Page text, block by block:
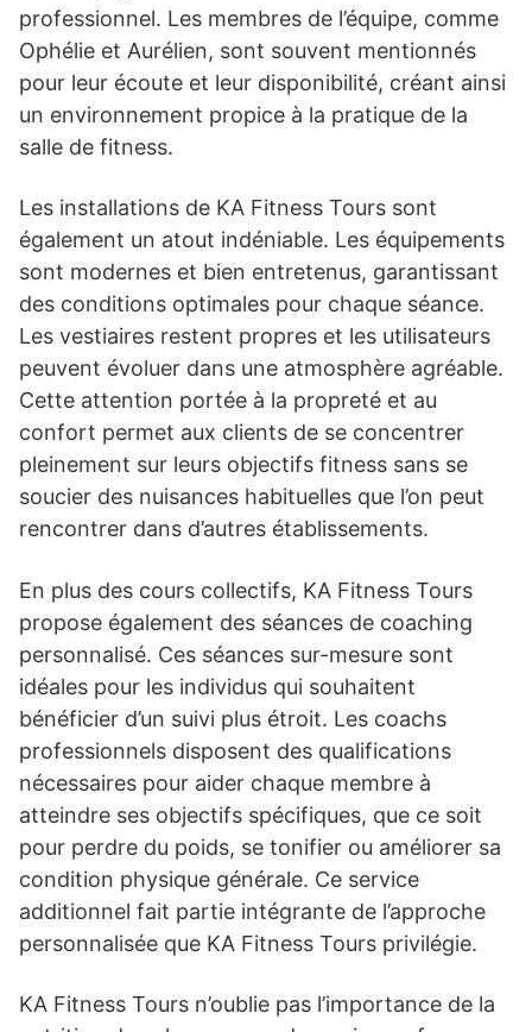
professionnel. Les membres de l’équipe, comme
Ophélie et Aurélien, sont souvent mentionnés
pour leur écoute et leur disponibilité, créant ainsi
un environnement propice à la pratique de la
salle de fitness.
Les installations de KA Fitness Tours sont
également un atout indéniable. Les équipements
sont modernes et bien entretenus, garantissant
des conditions optimales pour chaque séance.
Les vestiaires restent propres et les utilisateurs
peuvent évoluer dans une atmosphère agréable.
Cette attention portée à la propreté et au
confort permet aux clients de se concentrer
pleinement sur leurs objectifs fitness sans se
soucier des nuisances habituelles que l’on peut
rencontrer dans d’autres établissements.
En plus des cours collectifs, KA Fitness Tours
propose également des séances de coaching
personnalisé. Ces séances sur-mesure sont
idéales pour les individus qui souhaitent
bénéficier d’un suivi plus étroit. Les coachs
professionnels disposent des qualifications
nécessaires pour aider chaque membre à
atteindre ses objectifs spécifiques, que ce soit
pour perdre du poids, se tonifier ou améliorer sa
condition physique générale. Ce service
additionnel fait partie intégrante de l’approche
personnalisée que KA Fitness Tours privilégie.
KA Fitness Tours n’oublie pas l’importance de la